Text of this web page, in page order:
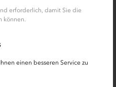
erforderlich, damit Sie die
können.
einen besseren Service zu
im Rahmen Öffentlich
möglich